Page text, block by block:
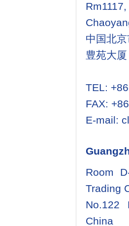
中国北
豊苑大
TEL:
FAX:
E-mail:
Room
Trading
No.122
China